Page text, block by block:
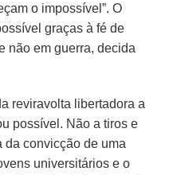
o impossível”. O
graças à fé de
não em guerra, decida
reviravolta libertadora a
possível. Não a tiros e
da convicção de uma
universitários e o